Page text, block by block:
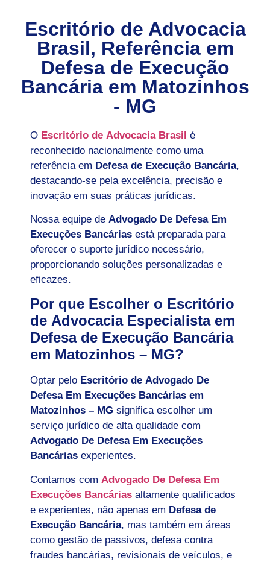
Escritório de Advocacia
Brasil, Referência em
Defesa de Execução
Bancária em Matozinhos
- MG
O Escritório de Advocacia Brasil é
reconhecido nacionalmente como uma
referência em Defesa de Execução Bancária,
destacando-se pela excelência, precisão e
inovação em suas práticas jurídicas.
Nossa equipe de Advogado De Defesa Em
Execuções Bancárias está preparada para
oferecer o suporte jurídico necessário,
proporcionando soluções personalizadas e
eficazes.
Por que Escolher o Escritório
de Advocacia Especialista em
Defesa de Execução Bancária
em Matozinhos – MG?
Optar pelo Escritório de Advogado De
Defesa Em Execuções Bancárias em
Matozinhos – MG significa escolher um
serviço jurídico de alta qualidade com
Advogado De Defesa Em Execuções
Bancárias experientes.
Contamos com Advogado De Defesa Em
Execuções Bancárias altamente qualificados
e experientes, não apenas em Defesa de
Execução Bancária, mas também em áreas
como gestão de passivos, defesa contra
fraudes bancárias, revisionais de veículos, e